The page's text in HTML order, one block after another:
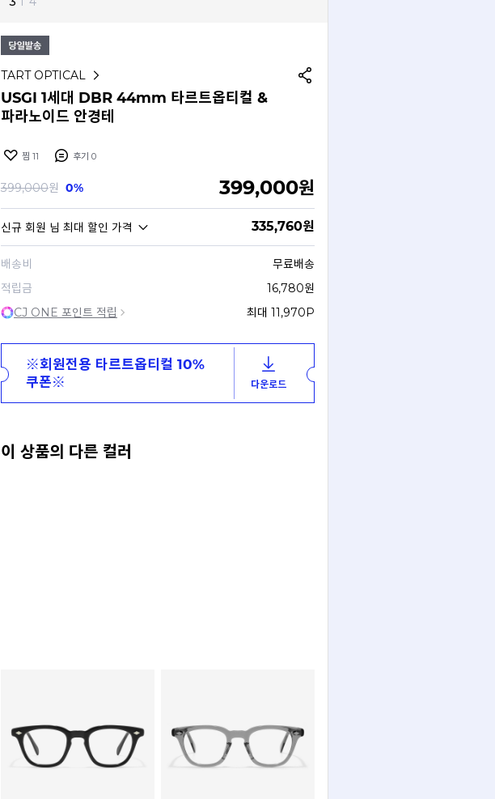
TART OPTICAL
USGI 1세대 DBR 44mm 타르트옵티컬 &
파라노이드 안경테
찜 11 후기 0
399,000원 0% 399,000원
신규 회원 님 최대 할인 가격 335,760원
배송비
무료배송
적립금
16,780원
CJ ONE 포인트 적립
최대 11,970P
※회원전용 타르트옵티컬 10%
쿠폰※
다운로드
이 상품의 다른 컬러